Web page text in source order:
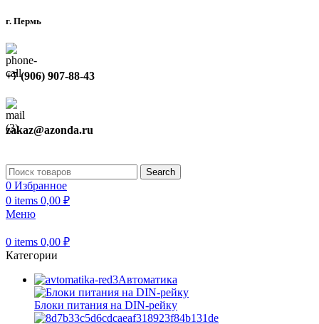
г. Пермь
+7 (906) 907-88-43
zakaz@azonda.ru
Search
0 Избранное
0 items 0,00 ₽
Меню
0 items 0,00 ₽
Категории
Автоматика
Блоки питания на DIN-рейку